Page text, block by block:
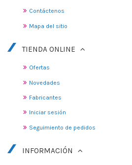
Contáctenos
Mapa del sitio
TIENDA ONLINE
Ofertas
Novedades
Fabricantes
Iniciar sesión
Seguimiento de pedidos
INFORMACIÓN